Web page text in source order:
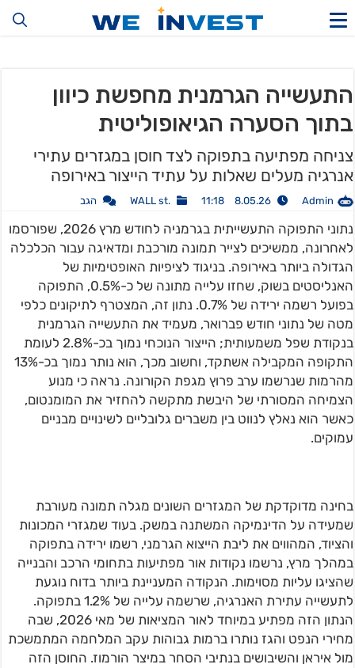
התעשייה הגרמנית מחפשת כיוון
בתוך הסערה הגיאופוליטית
צניחה מפתיעה בתפוקה לצד חוסן במגזרים עתירי
אנרגיה מעלים שאלות על עתיד הייצור באירופה
Admin
8.05.26 11:18
.WALL st הגב
נתוני התפוקה התעשייתית בגרמניה לחודש מרץ 2026, שפורסמו
לאחרונה, ממשיכים לצייר תמונה מורכבת ומדאיגה עבור הכלכלה
הגדולה ביותר באירופה. בניגוד לציפיות האופטימיות של
האנליסטים בשוק, שחזו עלייה מתונה של כ-0.5%, התפוקה
בפועל רשמה ירידה של 0.7%. נתון זה, המצטרף לתיקונים כלפי
מטה של נתוני חודש פברואר, מעמיד את התעשייה הגרמנית
בנקודת שפל משמעותית; הייצור הנוכחי נמוך בכ-2.8% לעומת
התקופה המקבילה אשתקד, וחשוב מכך, הוא נותר נמוך בכ-13%
מהרמות שנרשמו ערב פרוץ מגפת הקורונה. נראה כי מנוע
הצמיחה המסורתי של היבשת מתקשה להחזיר את המומנטום,
כאשר הוא נאלץ לנווט בין משברים גלובליים לשינויים מבניים
עמוקים.
בחינה מדוקדקת של המגזרים השונים מגלה תמונה מעורבת
שמעידה על הדינמיקה המשתנה במשק. בעוד שמגזרי המכונות
והציוד, המהווים את ליבת הייצוא הגרמני, רשמו ירידה בתפוקה
במהלך מרץ, נרשמו נקודות אור מפתיעות בתחומי הרכב והבנייה
שהציגו עליות מסוימות. הנקודה המעניינת ביותר בדוח נוגעת
לתעשייה עתירת האנרגיה, שרשמה עלייה של 1.2% בתפוקה.
הנתון הזה מפתיע במיוחד לאור המציאות של מאי 2026, שבה
מחירי הנפט והגז נותרו ברמות גבוהות עקב המלחמה המתמשכת
מול איראן והשיבושים בנתיבי הסחר במיצר הורמוז. החוסן הזה